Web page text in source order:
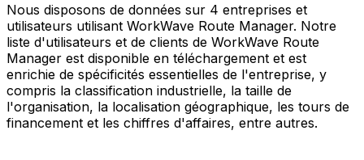
Nous disposons de données sur 4 entreprises et
utilisateurs utilisant WorkWave Route Manager. Notre
liste d'utilisateurs et de clients de WorkWave Route
Manager est disponible en téléchargement et est
enrichie de spécificités essentielles de l'entreprise, y
compris la classification industrielle, la taille de
l'organisation, la localisation géographique, les tours de
financement et les chiffres d'affaires, entre autres.